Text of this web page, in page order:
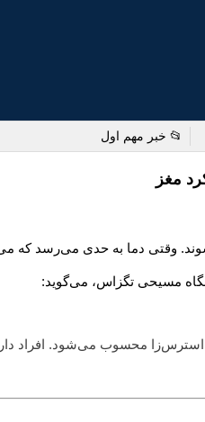
📂 خبر مهم اول
مغز
وقتی دما به حدی می‌رسد
مسیحی تگزاس، می‌گوید:
محسوب می‌شود. افراد